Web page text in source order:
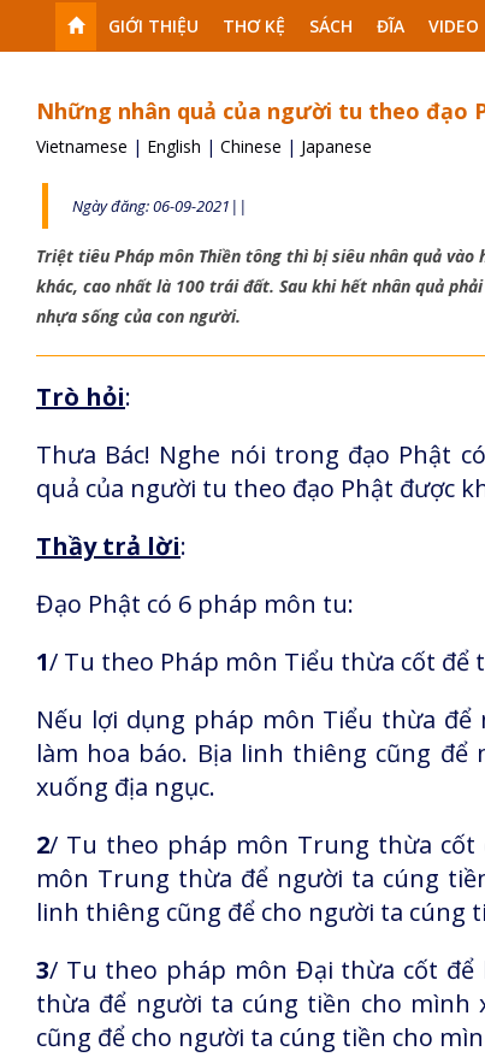
GIỚI THIỆU THƠ KỆ SÁCH ĐĨA VIDEO
Những nhân quả của người tu theo đạo
Vietnamese | English | Chinese | Japanese
Ngày đăng: 06-09-2021||
Triệt tiêu Pháp môn Thiền tông thì bị siêu nhân quả
khác, cao nhất là 100 trái đất. Sau khi hết nhân quả
nhựa sống của con người.
Trò hỏi:
Thưa Bác! Nghe nói trong đạo Phật
quả của người tu theo đạo Phật được
Thầy trả lời:
Đạo Phật có 6 pháp môn tu:
1/ Tu theo Pháp môn Tiểu thừa cốt
Nếu lợi dụng pháp môn Tiểu thừa
làm hoa báo. Bịa linh thiêng cũng
xuống địa ngục.
2/ Tu theo pháp môn Trung thừa cốt
môn Trung thừa để người ta cúng
linh thiêng cũng để cho người ta cúng
3/ Tu theo pháp môn Đại thừa cốt để
thừa để người ta cúng tiền cho mình
cũng để cho người ta cúng tiền cho